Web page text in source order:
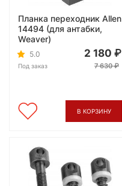
Планка переходник Allen
14494 (для антабки,
Weaver)
5.0
Под заказ
2 180
7 630
В КОРЗИНУ